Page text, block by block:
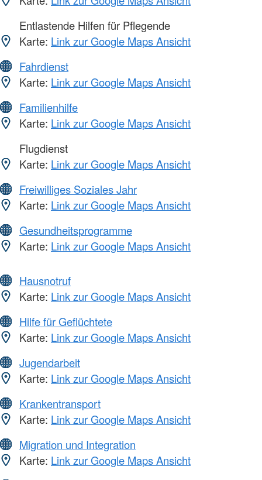
Entlastende Hilfen für Pflegende
Karte: Link zur Google Maps Ansicht
Fahrdienst
Karte: Link zur Google Maps Ansicht
Familienhilfe
Karte: Link zur Google Maps Ansicht
Flugdienst
Karte: Link zur Google Maps Ansicht
Freiwilliges Soziales Jahr
Karte: Link zur Google Maps Ansicht
Gesundheitsprogramme
Karte: Link zur Google Maps Ansicht
Hausnotruf
Karte: Link zur Google Maps Ansicht
Hilfe für Geflüchtete
Karte: Link zur Google Maps Ansicht
Jugendarbeit
Karte: Link zur Google Maps Ansicht
Krankentransport
Karte: Link zur Google Maps Ansicht
Migration und Integration
Karte: Link zur Google Maps Ansicht